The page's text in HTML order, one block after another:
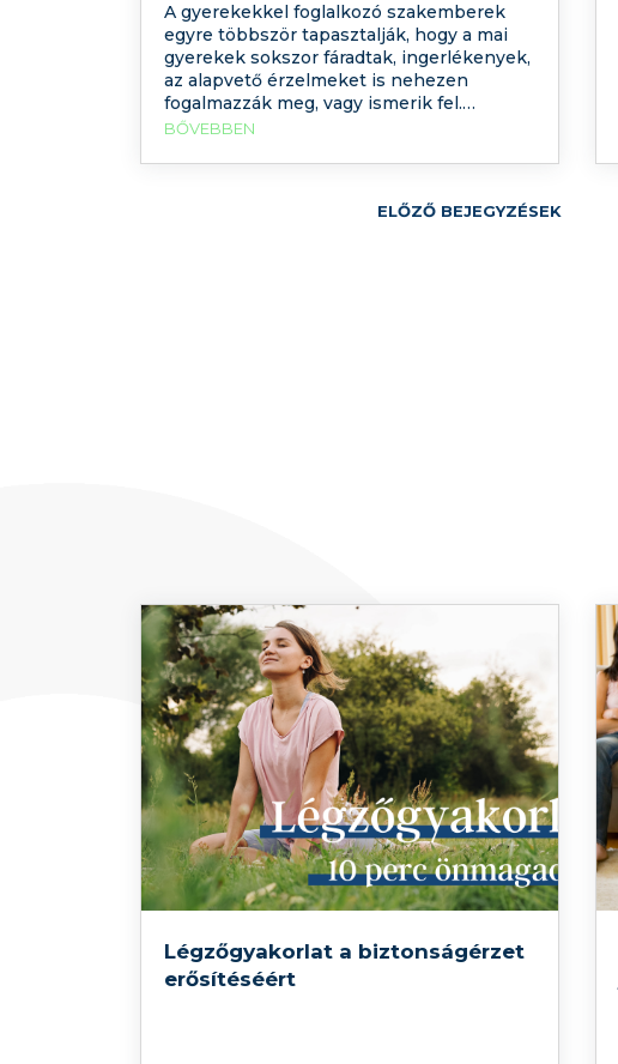
A gyerekekkel foglalkozó szakemberek
egyre többször tapasztalják, hogy a mai
gyerekek sokszor fáradtak, ingerlékenyek,
az alapvető érzelmeket is nehezen
fogalmazzák meg, vagy ismerik fel.
Hamarabb reagálnak indulatosan,
teljesítményszorongásuk már kisiskolás
tudjuk segíteni a legjobban
BŐVEBBEN
ELŐZŐ BEJEGYZÉSEK
Légzőgyakorlat a biztonságérzet
erősítéséért